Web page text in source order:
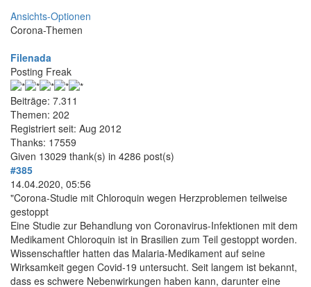
Ansichts-Optionen
Corona-Themen
Filenada
Posting Freak
Beiträge: 7.311
Themen: 202
Registriert seit: Aug 2012
Thanks: 17559
Given 13029 thank(s) in 4286 post(s)
#385
14.04.2020, 05:56
"Corona-Studie mit Chloroquin wegen Herzproblemen teilweise
gestoppt
Eine Studie zur Behandlung von Coronavirus-Infektionen mit dem
Medikament Chloroquin ist in Brasilien zum Teil gestoppt worden.
Wissenschaftler hatten das Malaria-Medikament auf seine
Wirksamkeit gegen Covid-19 untersucht. Seit langem ist bekannt,
dass es schwere Nebenwirkungen haben kann, darunter eine